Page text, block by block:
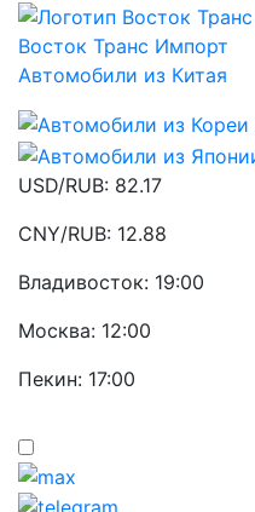
Восток Транс Импорт
Автомобили из Китая
USD/RUB: 82.17
CNY/RUB: 12.88
Владивосток: 19:00
Москва: 12:00
Пекин: 17:00